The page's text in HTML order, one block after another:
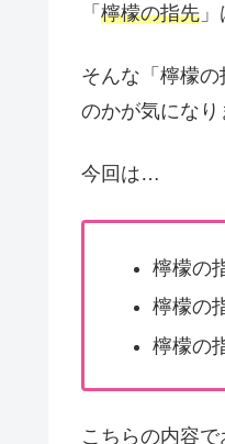
「 檸檬の指先
そんな「檸檬
のかが気になり
今回は…
檸檬の
檸檬の
檸檬の
こちらの内容で